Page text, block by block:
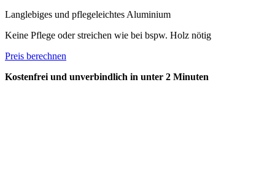
Langlebiges und pflegeleichtes Aluminium
Keine Pflege oder streichen wie bei bspw. Holz nötig
Preis berechnen
Kostenfrei und unverbindlich in unter 2 Minuten